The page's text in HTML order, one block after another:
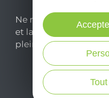
Ne manquez pas
et laissez-vous
pleinement de votre
Je